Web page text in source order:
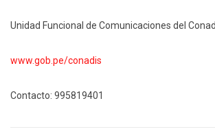
Unidad Funcional de Comunicaciones del
www.gob.pe/conadis
Contacto: 995819401